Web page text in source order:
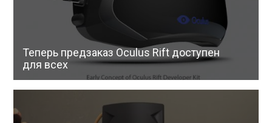
Теперь предзаказ Oculus Rift доступен
для всех